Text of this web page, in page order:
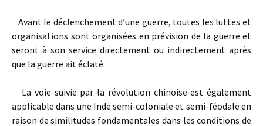
Avant le déclenchement d’une guerre, toutes les luttes et
organisations sont organisées en prévision de la guerre et
seront à son service directement ou indirectement après
que la guerre ait éclaté.
La voie suivie par la révolution chinoise est également
applicable dans une Inde semi-coloniale et semi-féodale en
raison de similitudes fondamentales dans les conditions de